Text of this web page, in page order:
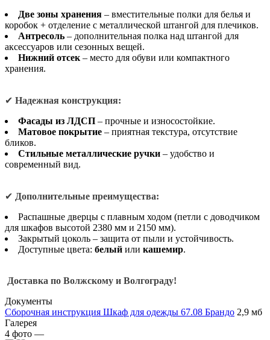
Две зоны хранения – вместительные полки для белья и
коробок + отделение с металлической штангой для плечиков.
Антресоль – дополнительная полка над штангой для
аксессуаров или сезонных вещей.
Нижний отсек – место для обуви или компактного
хранения.
✔ Надежная конструкция:
Фасады из ЛДСП – прочные и износостойкие.
Матовое покрытие – приятная текстура, отсутствие
бликов.
Стильные металлические ручки – удобство и
современный вид.
✔ Дополнительные преимущества:
Распашные дверцы с плавным ходом (петли с доводчиком
для шкафов высотой 2380 мм и 2150 мм).
Закрытый цоколь – защита от пыли и устойчивость.
Доступные цвета: белый или кашемир.
Доставка по Волжскому и Волгограду!
Документы
Сборочная инструкция Шкаф для одежды 67.08 Брандо 2,9 мб
Галерея
4 фото —